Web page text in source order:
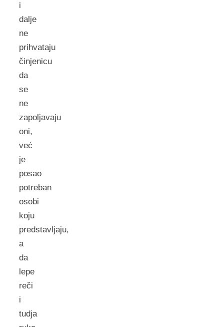
i
dalje
ne
prihvataju
činjenicu
da
se
ne
zapoljavaju
oni,
već
je
posao
potreban
osobi
koju
predstavljaju,
a
da
lepe
reči
i
tudja